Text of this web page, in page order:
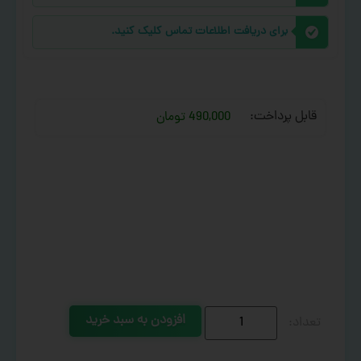
برای دریافت اطلاعات تماس کلیک کنید.
قابل پرداخت: 490,000 تومان
افزودن به سبد خرید